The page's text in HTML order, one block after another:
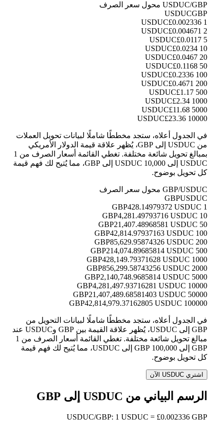
USDUC/GBP محول سعر الصرف
USDUCGBP
1 USDUC
£0.002336
2 USDUC
£0.004671
5 USDUC
£0.0117
10 USDUC
£0.0234
20 USDUC
£0.0467
50 USDUC
£0.1168
100 USDUC
£0.2336
200 USDUC
£0.4671
500 USDUC
£1.17
1000 USDUC
£2.34
5000 USDUC
£11.68
10000 USDUC
£23.36
في الجدول أعلاه، ستجد مخططًا شاملًا لبيانات تحويل العملات
من USDUC إلى GBP، يُظهر علاقة قيمة الدولار الأمريكي
بمبالغ تحويل شائعة مختلفة. تغطي القائمة أسعار الصرف من 1
USDUC إلى 10,000 USDUC إلى GBP، مما يُتيح لك فهم قيمة
كل تحويل بوضوح.
GBP/USDUC محول سعر الصرف
GBPUSDUC
1 GBP
428.14979372 USDUC
10 GBP
4,281.49793716 USDUC
50 GBP
21,407.48968581 USDUC
100 GBP
42,814.97937163 USDUC
200 GBP
85,629.95874326 USDUC
500 GBP
214,074.89685814 USDUC
1000 GBP
428,149.79371628 USDUC
2000 GBP
856,299.58743256 USDUC
5000 GBP
2,140,748.9685814 USDUC
10000 GBP
4,281,497.93716281 USDUC
50000 GBP
21,407,489.68581403 USDUC
100000 GBP
42,814,979.37162805 USDUC
في الجدول أعلاه، ستجد مخططًا شاملًا لبيانات التحويل من
GBP إلى USDUC، يُظهر علاقة القيمة بين GBP وUSDUC عند
مبالغ تحويل شائعة مختلفة. تغطي القائمة أسعار الصرف من 1
GBP إلى 100,000 GBP إلى USDUC، مما يُتيح لك فهم قيمة
كل تحويل بوضوح.
اشتري USDUC الآن
الرسم البياني من USDUC إلى GBP
USDUC/GBP: 1 USDUC = £0.002336 GBP